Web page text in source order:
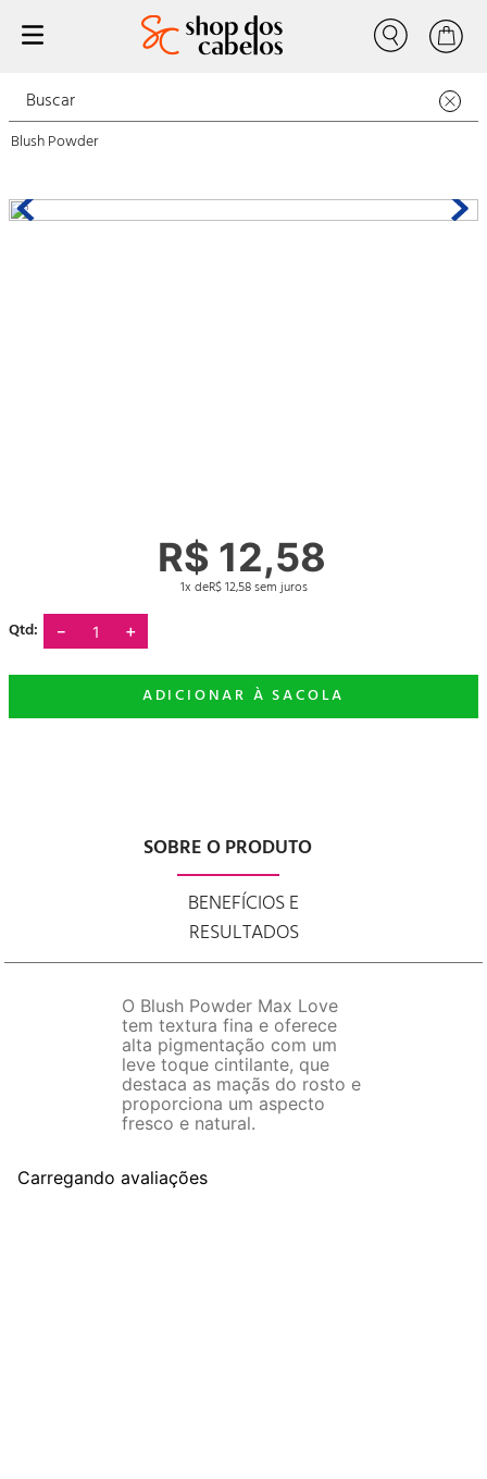
Max Love
Blush Powder
R$ 12,58
1 R$12,58
＋
－
SOBRE O PRODUTO
BENEFÍCIOS E
RESULTADOS
O Blush Powder Max Love
tem textura fina e oferece
alta pigmentação com um
leve toque cintilante, que
destaca as maçãs do rosto e
proporciona um aspecto
fresco e natural.
Carregando avaliações